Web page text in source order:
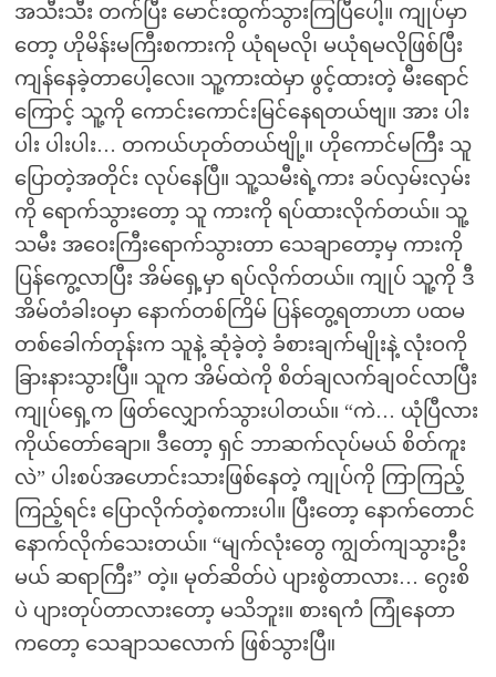
အသီးသီး တက်ပြီး မောင်းထွက်သွားကြပြီပေါ့။ ကျုပ်မှာ
တော့ ဟိုမိန်းမကြီးစကားကို ယုံရမလို၊ မယုံရမလိုဖြစ်ပြီး
ကျန်နေခဲ့တာပေါ့လေ။ သူ့ကားထဲမှာ ဖွင့်ထားတဲ့ မီးရောင်
ကြောင့် သူ့ကို ကောင်းကောင်းမြင်နေရတယ်ဗျ။ အား ပါး
ပါး ပါးပါး… တကယ်ဟုတ်တယ်ဗျို့။ ဟိုကောင်မကြီး သူ
ပြောတဲ့အတိုင်း လုပ်နေပြီ။ သူ့သမီးရဲ့ကား ခပ်လှမ်းလှမ်း
ကို ရောက်သွားတော့ သူ ကားကို ရပ်ထားလိုက်တယ်။ သူ့
သမီး အဝေးကြီးရောက်သွားတာ သေချာတော့မှ ကားကို
ပြန်ကွေ့လာပြီး အိမ်ရှေ့မှာ ရပ်လိုက်တယ်။ ကျုပ် သူ့ကို ဒီ
အိမ်တံခါးဝမှာ နောက်တစ်ကြိမ် ပြန်တွေ့ရတာဟာ ပထမ
တစ်ခေါက်တုန်းက သူနဲ့ ဆုံခဲ့တဲ့ ခံစားချက်မျိုးနဲ့ လုံးဝကို
ခြားနားသွားပြီ။ သူက အိမ်ထဲကို စိတ်ချလက်ချဝင်လာပြီး
ကျုပ်ရှေ့က ဖြတ်လျှောက်သွားပါတယ်။ “ကဲ… ယုံပြီလား
ကိုယ်တော်ချော။ ဒီတော့ ရှင် ဘာဆက်လုပ်မယ် စိတ်ကူး
လဲ” ပါးစပ်အဟောင်းသားဖြစ်နေတဲ့ ကျုပ်ကို ကြာကြည့်
ကြည့်ရင်း ပြောလိုက်တဲ့စကားပါ။ ပြီးတော့ နောက်တောင်
နောက်လိုက်သေးတယ်။ “မျက်လုံးတွေ ကျွတ်ကျသွားဦး
မယ် ဆရာကြီး” တဲ့။ မုတ်ဆိတ်ပဲ ပျားစွဲတာလား… ဂွေးစိ
ပဲ ပျားတုပ်တာလားတော့ မသိဘူး။ စားရကံ ကြုံနေတာ
ကတော့ သေချာသလောက် ဖြစ်သွားပြီ။